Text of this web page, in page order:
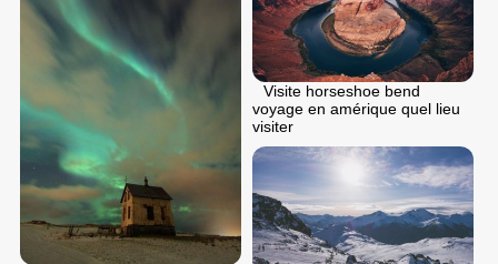
Visite horseshoe bend
voyage en amérique quel lieu
visiter